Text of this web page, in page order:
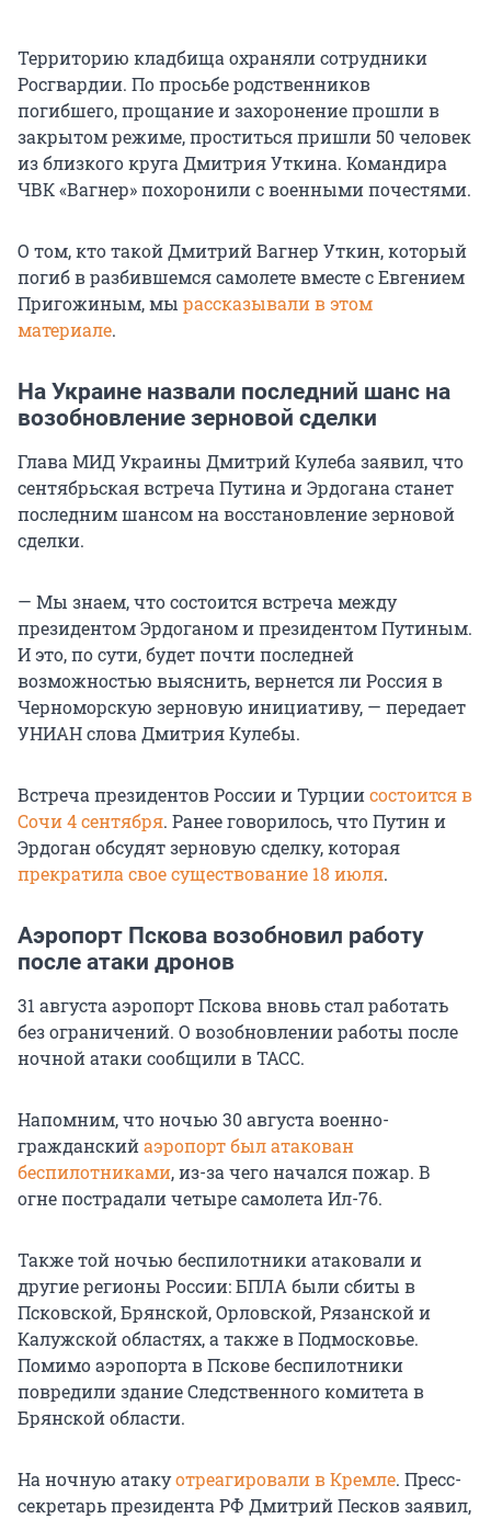
Территорию кладбища охраняли сотрудники
Росгвардии. По просьбе родственников
погибшего, прощание и захоронение прошли в
закрытом режиме, проститься пришли 50 человек
из близкого круга Дмитрия Уткина. Командира
ЧВК «Вагнер» похоронили с военными почестями.
О том, кто такой Дмитрий Вагнер Уткин, который
погиб в разбившемся самолете вместе с Евгением
Пригожиным, мы рассказывали в этом
материале.
На Украине назвали последний шанс на
возобновление зерновой сделки
Глава МИД Украины Дмитрий Кулеба заявил, что
сентябрьская встреча Путина и Эрдогана станет
последним шансом на восстановление зерновой
сделки.
— Мы знаем, что состоится встреча между
президентом Эрдоганом и президентом Путиным.
И это, по сути, будет почти последней
возможностью выяснить, вернется ли Россия в
Черноморскую зерновую инициативу, — передает
УНИАН слова Дмитрия Кулебы.
Встреча президентов России и Турциисостоится в
Сочи 4 сентября. Ранее говорилось, что Путин и
Эрдоган обсудят зерновую сделку, которая
прекратила свое существование 18 июля.
Аэропорт Пскова возобновил работу
после атаки дронов
31 августа аэропорт Пскова вновь стал работать
без ограничений. О возобновлении работы после
ночной атаки сообщили в ТАСС.
Напомним, что ночью 30 августа военно-
гражданскийаэропорт был атакован
беспилотниками, из-за чего начался пожар. В
огне пострадали четыре самолета Ил-76.
Также той ночью беспилотники атаковали и
другие регионы России: БПЛА были сбиты в
Псковской, Брянской, Орловской, Рязанской и
Калужской областях, а также в Подмосковье.
Помимо аэропорта в Пскове беспилотники
повредили здание Следственного комитета в
Брянской области.
На ночную атакуотреагировали в Кремле. Пресс-
секретарь президента РФ Дмитрий Песков заявил,